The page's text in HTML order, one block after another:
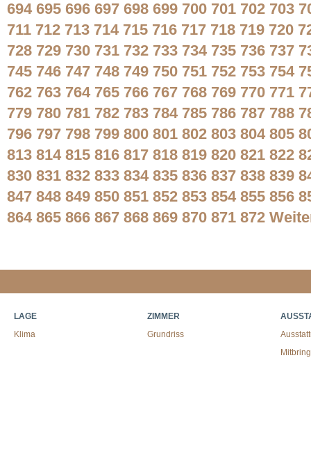
694 695 696 697 698 699 700 701 702 703
711 712 713 714 715 716 717 718 719 720
728 729 730 731 732 733 734 735 736 737
745 746 747 748 749 750 751 752 753 754
762 763 764 765 766 767 768 769 770 771
779 780 781 782 783 784 785 786 787 788
796 797 798 799 800 801 802 803 804 805
813 814 815 816 817 818 819 820 821 822
830 831 832 833 834 835 836 837 838 839
847 848 849 850 851 852 853 854 855 856
864 865 866 867 868 869 870 871 872
LAGE
Klima
ZIMMER
Grundriss